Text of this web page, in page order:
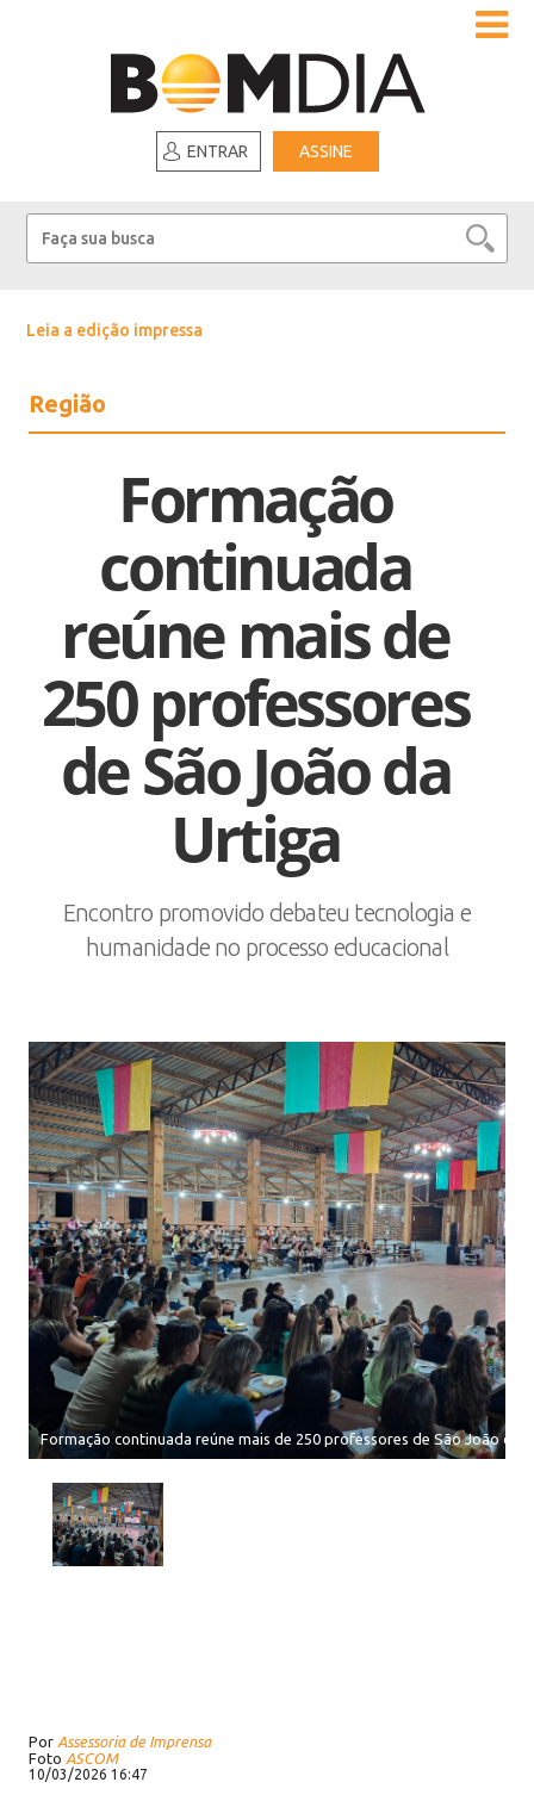
ENTRAR ASSINE
Leia a edição impressa
Região
Formação
continuada
reúne mais de
250 professores
de São João da
Urtiga
Encontro promovido debateu tecnologia e
humanidade no processo educacional
Formação continuada reúne mais de 250 professores de São João da
Por Assessoria de Imprensa
Foto ASCOM
10/03/2026 16:47